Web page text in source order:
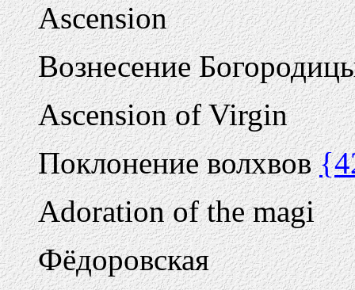
Ascension
Вознесение
Ascension of Virgin
Поклонение волхвов
Adoration of the magi
Фёдоровская